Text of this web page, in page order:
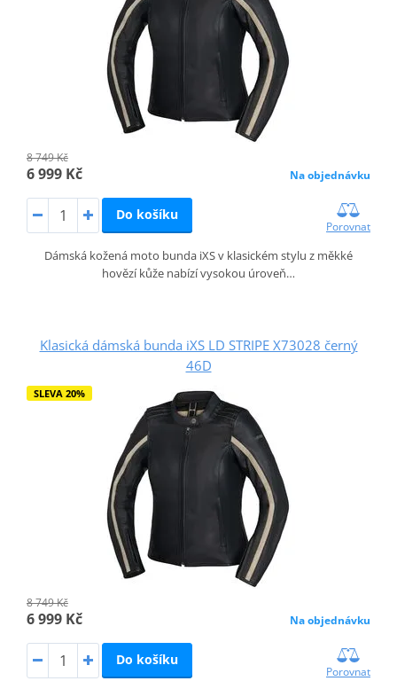
8 749 Kč
6 999 Kč Na objednávku
Do košíku
Porovnat
Dámská kožená moto bunda iXS v klasickém stylu z měkké
hovězí kůže nabízí vysokou úroveň…
Klasická dámská bunda iXS LD STRIPE X73028 černý
46D
SLEVA 20%
8 749 Kč
6 999 Kč Na objednávku
Do košíku
Porovnat